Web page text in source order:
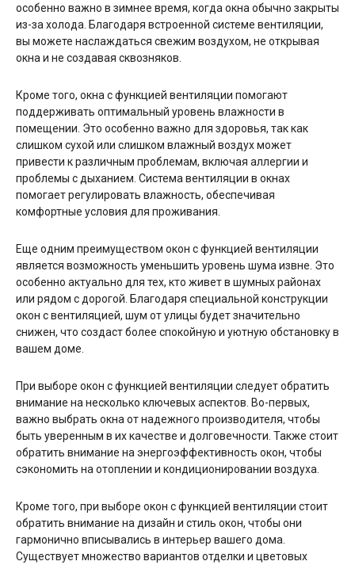
особенно важно в зимнее время, когда окна обычно закрыты
из-за холода. Благодаря встроенной системе вентиляции,
вы можете наслаждаться свежим воздухом, не открывая
окна и не создавая сквозняков.
Кроме того, окна с функцией вентиляции помогают
поддерживать оптимальный уровень влажности в
помещении. Это особенно важно для здоровья, так как
слишком сухой или слишком влажный воздух может
привести к различным проблемам, включая аллергии и
проблемы с дыханием. Система вентиляции в окнах
помогает регулировать влажность, обеспечивая
комфортные условия для проживания.
Еще одним преимуществом окон с функцией вентиляции
является возможность уменьшить уровень шума извне. Это
особенно актуально для тех, кто живет в шумных районах
или рядом с дорогой. Благодаря специальной конструкции
окон с вентиляцией, шум от улицы будет значительно
снижен, что создаст более спокойную и уютную обстановку в
вашем доме.
При выборе окон с функцией вентиляции следует обратить
внимание на несколько ключевых аспектов. Во-первых,
важно выбрать окна от надежного производителя, чтобы
быть уверенным в их качестве и долговечности. Также стоит
обратить внимание на энергоэффективность окон, чтобы
сэкономить на отоплении и кондиционировании воздуха.
Кроме того, при выборе окон с функцией вентиляции стоит
обратить внимание на дизайн и стиль окон, чтобы они
гармонично вписывались в интерьер вашего дома.
Существует множество вариантов отделки и цветовых